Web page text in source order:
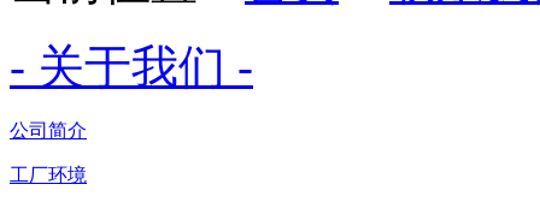
- 关于我们 -
公司简介
工厂环境